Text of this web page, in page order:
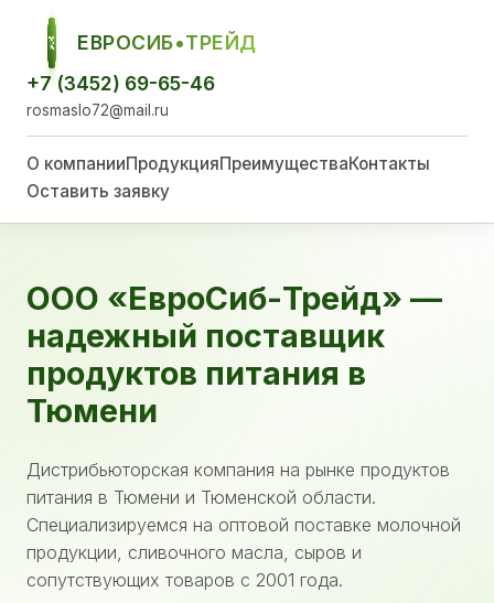
ЕСТ
ЕВРОСИБ•ТРЕЙД
+7 (3452) 69-65-46
rosmaslo72@mail.ru
О компанииПродукцияПреимуществаКонтакты
Оставить заявку
ООО «ЕвроСиб-Трейд» —
надежный поставщик
продуктов питания в
Тюмени
Дистрибьюторская компания на рынке продуктов
питания в Тюмени и Тюменской области.
Специализируемся на оптовой поставке молочной
продукции, сливочного масла, сыров и
сопутствующих товаров с 2001 года.